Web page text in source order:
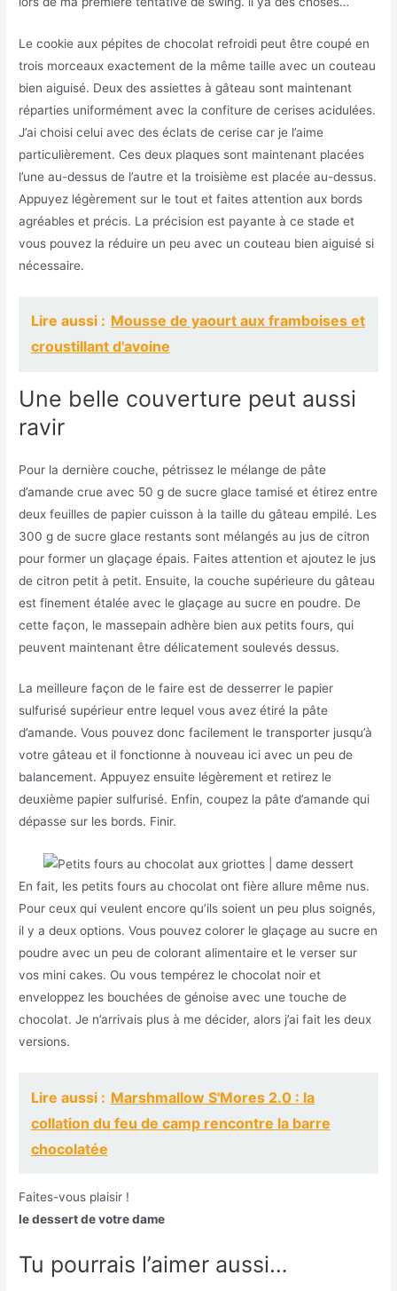
Le cookie aux pépites de chocolat refroidi peut être coupé en
trois morceaux exactement de la même taille avec un couteau
bien aiguisé. Deux des assiettes à gâteau sont maintenant
réparties uniformément avec la confiture de cerises acidulées.
J’ai choisi celui avec des éclats de cerise car je l’aime
particulièrement. Ces deux plaques sont maintenant placées
l’une au-dessus de l’autre et la troisième est placée au-dessus.
Appuyez légèrement sur le tout et faites attention aux bords
agréables et précis. La précision est payante à ce stade et
vous pouvez la réduire un peu avec un couteau bien aiguisé si
nécessaire.
Lire aussi : Mousse de yaourt aux framboises et
croustillant d'avoine
Une belle couverture peut aussi
ravir
Pour la dernière couche, pétrissez le mélange de pâte
d’amande crue avec 50 g de sucre glace tamisé et étirez entre
deux feuilles de papier cuisson à la taille du gâteau empilé. Les
300 g de sucre glace restants sont mélangés au jus de citron
pour former un glaçage épais. Faites attention et ajoutez le jus
de citron petit à petit. Ensuite, la couche supérieure du gâteau
est finement étalée avec le glaçage au sucre en poudre. De
cette façon, le massepain adhère bien aux petits fours, qui
peuvent maintenant être délicatement soulevés dessus.
La meilleure façon de le faire est de desserrer le papier
sulfurisé supérieur entre lequel vous avez étiré la pâte
d’amande. Vous pouvez donc facilement le transporter jusqu’à
votre gâteau et il fonctionne à nouveau ici avec un peu de
balancement. Appuyez ensuite légèrement et retirez le
deuxième papier sulfurisé. Enfin, coupez la pâte d’amande qui
dépasse sur les bords. Finir.
En fait, les petits fours au chocolat ont fière allure même nus.
Pour ceux qui veulent encore qu’ils soient un peu plus soignés,
il y a deux options. Vous pouvez colorer le glaçage au sucre en
poudre avec un peu de colorant alimentaire et le verser sur
vos mini cakes. Ou vous tempérez le chocolat noir et
enveloppez les bouchées de génoise avec une touche de
chocolat. Je n’arrivais plus à me décider, alors j’ai fait les deux
versions.
Lire aussi : Marshmallow S'Mores 2.0 : la
collation du feu de camp rencontre la barre
chocolatée
Faites-vous plaisir !
le dessert de votre dame
Tu pourrais l’aimer aussi…